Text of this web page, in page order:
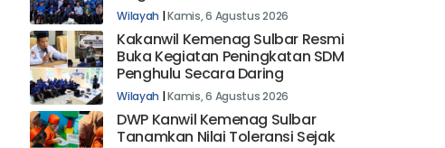
Wilayah |Kamis, 6 Agustus 2026
Kakanwil Kemenag Sulbar Resmi
Buka Kegiatan Peningkatan SDM
Penghulu Secara Daring
Wilayah |Kamis, 6 Agustus 2026
DWP Kanwil Kemenag Sulbar
Tanamkan Nilai Toleransi Sejak